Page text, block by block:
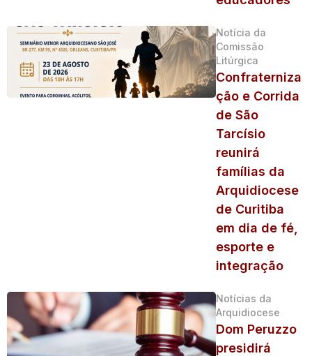
Notícia da
Comissão
Litúrgica
Confraterniza
ção e Corrida
de São
Tarcísio
reunirá
famílias da
Arquidiocese
de Curitiba
em dia de fé,
esporte e
integração
Notícias da
Arquidiocese
Dom Peruzzo
presidirá